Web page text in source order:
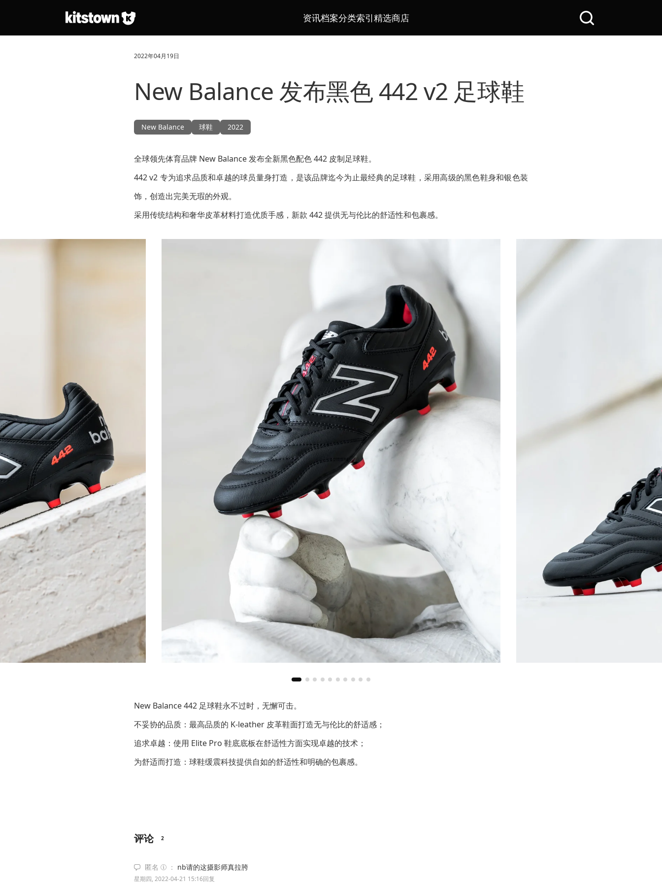
资讯档案分类索引精选商店
搜
2022年04月19日
New Balance 发布黑色 442 v2 足球鞋
New Balance 球鞋 2022
全球领先体育品牌 New Balance 发布全新黑色配色 442 皮制足球鞋。
442 v2 专为追求品质和卓越的球员量身打造，是该品牌迄今为止最经典的足球鞋，采用高级的黑色鞋身和银色装
饰，创造出完美无瑕的外观。
采用传统结构和奢华皮革材料打造优质手感，新款 442 提供无与伦比的舒适性和包裹感。
New Balance 442 足球鞋永不过时，无懈可击。
不妥协的品质：最高品质的 K-leather 皮革鞋面打造无与伦比的舒适感；
追求卓越：使用 Elite Pro 鞋底底板在舒适性方面实现卓越的技术；
为舒适而打造：球鞋缓震科技提供自如的舒适性和明确的包裹感。
评论 2
匿名 nb请的这摄影师真拉胯
星期四, 2022-04-21 15:16回复